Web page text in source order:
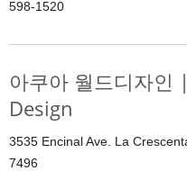
598-1520
아쿠아 월드디자
Design
3535 Encinal Ave. La
7496